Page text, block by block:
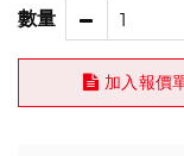
數量
加入報價